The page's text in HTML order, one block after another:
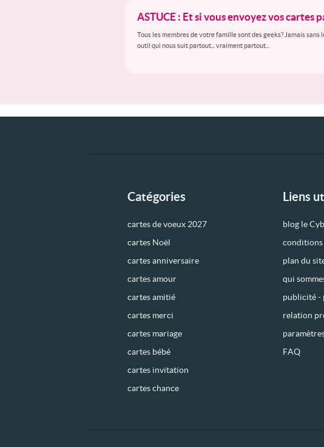
ASTUCE : Et si vous envoyez vos cartes
Tous les membres de votre famille sont des geeks? Jamais
outil qui nous suit partout... vraiment partout...
Catégories
cartes de voeux 2027
cartes Noël
cartes anniversaire
cartes amour
cartes amitié
cartes merci
cartes mariage
cartes bébé
cartes invitation
cartes chance
Liens
blog le
conditions
plan du
qui
publicité -
relation
FAQ